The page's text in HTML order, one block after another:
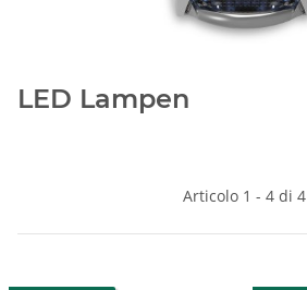
LED Lampen
Articolo 1 - 4 di 4